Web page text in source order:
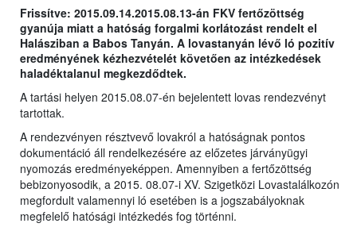
Frissítve: 2015.09.14.2015.08.13-án FKV fertőzöttség
gyanúja miatt a hatóság forgalmi korlátozást rendelt el
Halásziban a Babos Tanyán. A lovastanyán lévő ló pozitív
eredményének kézhezvételét követően az intézkedések
haladéktalanul megkezdődtek.
A tartási helyen 2015.08.07-én bejelentett lovas rendezvényt
tartottak.
A rendezvényen résztvevő lovakról a hatóságnak pontos
dokumentáció áll rendelkezésére az előzetes járványügyi
nyomozás eredményeképpen. Amennyiben a fertőzöttség
bebizonyosodik, a 2015. 08.07-i XV. Szigetközi Lovastalálkozón
megfordult valamennyi ló esetében is a jogszabályoknak
megfelelő hatósági intézkedés fog történni.